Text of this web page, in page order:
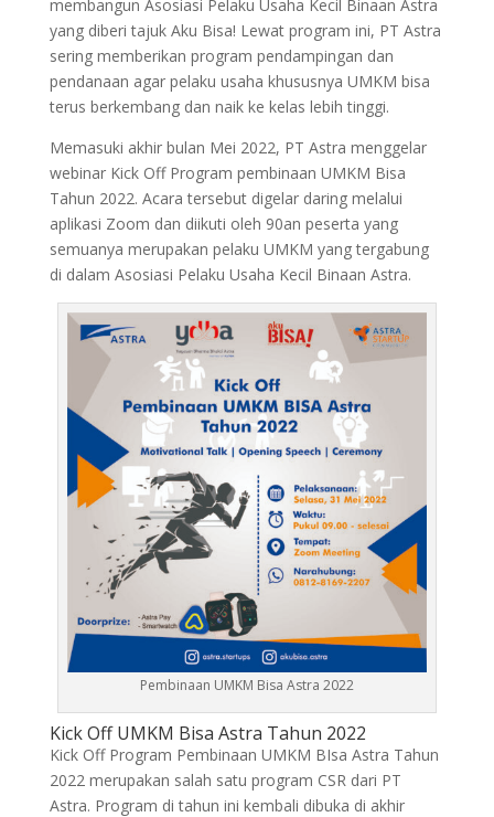
membangun Asosiasi Pelaku Usaha Kecil Binaan Astra
yang diberi tajuk Aku Bisa! Lewat program ini, PT Astra
sering memberikan program pendampingan dan
pendanaan agar pelaku usaha khususnya UMKM bisa
terus berkembang dan naik ke kelas lebih tinggi.
Memasuki akhir bulan Mei 2022, PT Astra menggelar
webinar Kick Off Program pembinaan UMKM Bisa
Tahun 2022. Acara tersebut digelar daring melalui
aplikasi Zoom dan diikuti oleh 90an peserta yang
semuanya merupakan pelaku UMKM yang tergabung
di dalam Asosiasi Pelaku Usaha Kecil Binaan Astra.
Pembinaan UMKM Bisa Astra 2022
Kick Off UMKM Bisa Astra Tahun 2022
Kick Off Program Pembinaan UMKM BIsa Astra Tahun
2022 merupakan salah satu program CSR dari PT
Astra. Program di tahun ini kembali dibuka di akhir